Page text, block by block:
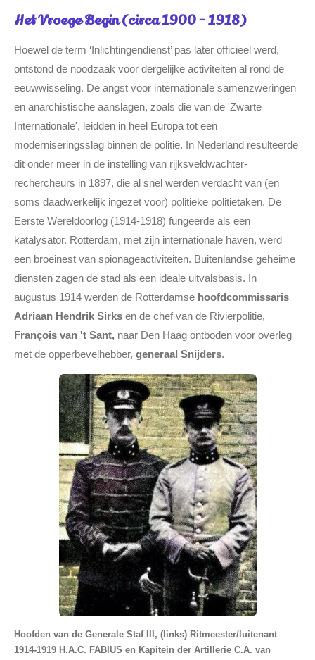
Het Vroege Begin (circa 1900 - 1918)
Hoewel de term ‘Inlichtingendienst’ pas later officieel werd,
ontstond de noodzaak voor dergelijke activiteiten al rond de
eeuwwisseling. De angst voor internationale samenzweringen
en anarchistische aanslagen, zoals die van de 'Zwarte
Internationale', leidden in heel Europa tot een
moderniseringsslag binnen de politie. In Nederland resulteerde
dit onder meer in de instelling van rijksveldwachter-
rechercheurs in 1897, die al snel werden verdacht van (en
soms daadwerkelijk ingezet voor) politieke politietaken. De
Eerste Wereldoorlog (1914-1918) fungeerde als een
katalysator. Rotterdam, met zijn internationale haven, werd
een broeinest van spionageactiviteiten. Buitenlandse geheime
diensten zagen de stad als een ideale uitvalsbasis. In
augustus 1914 werden de Rotterdamse hoofdcommissaris
Adriaan Hendrik Sirks en de chef van de Rivierpolitie,
François van 't Sant, naar Den Haag ontboden voor overleg
met de opperbevelhebber, generaal Snijders.
Hoofden van de Generale Staf III, (links) Ritmeester/luitenant
1914-1919 H.A.C. FABIUS en Kapitein der Artillerie C.A. van